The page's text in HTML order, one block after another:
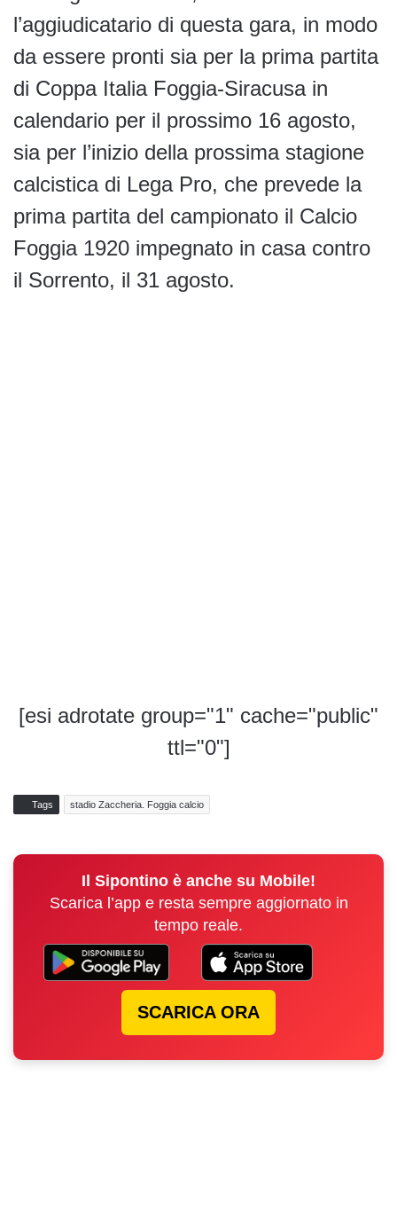
l’aggiudicatario di questa gara, in modo
da essere pronti sia per la prima partita
di Coppa Italia Foggia-Siracusa in
calendario per il prossimo 16 agosto,
sia per l’inizio della prossima stagione
calcistica di Lega Pro, che prevede la
prima partita del campionato il Calcio
Foggia 1920 impegnato in casa contro
il Sorrento, il 31 agosto.
[esi adrotate group="1" cache="public"
ttl="0"]
Tags stadio Zaccheria. Foggia calcio
Il Sipontino è anche su Mobile!
Scarica l’app e resta sempre aggiornato in
tempo reale.
SCARICA ORA